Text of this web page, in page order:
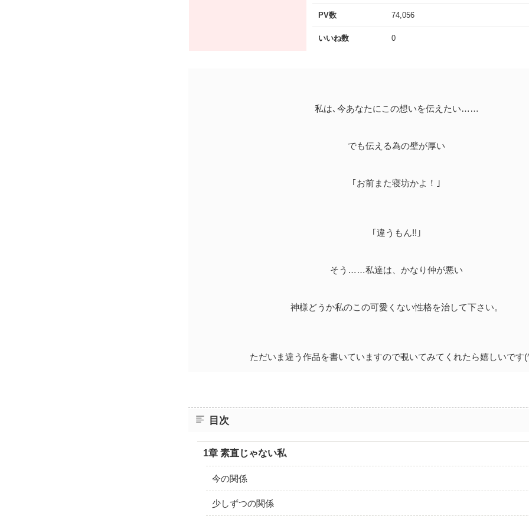
PV数 74,056
いいね数 0
私は､今あなたにこの想いを伝えたい……
でも伝える為の壁が厚い
｢お前また寝坊かよ！｣
｢違うもん!!｣
そう……私達は、かなり仲が悪い
神様どうか私のこの可愛くない性格を治して下さい。
ただいま違う作品を書いていますので覗いてみてくれたら嬉しいです
目次
1章 素直じゃない私
今の関係
少しずつの関係